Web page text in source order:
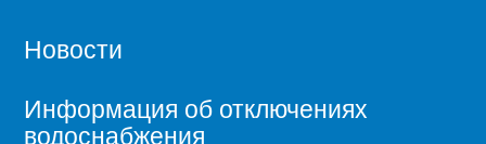
Новости
Информация об отключениях
водоснабжения